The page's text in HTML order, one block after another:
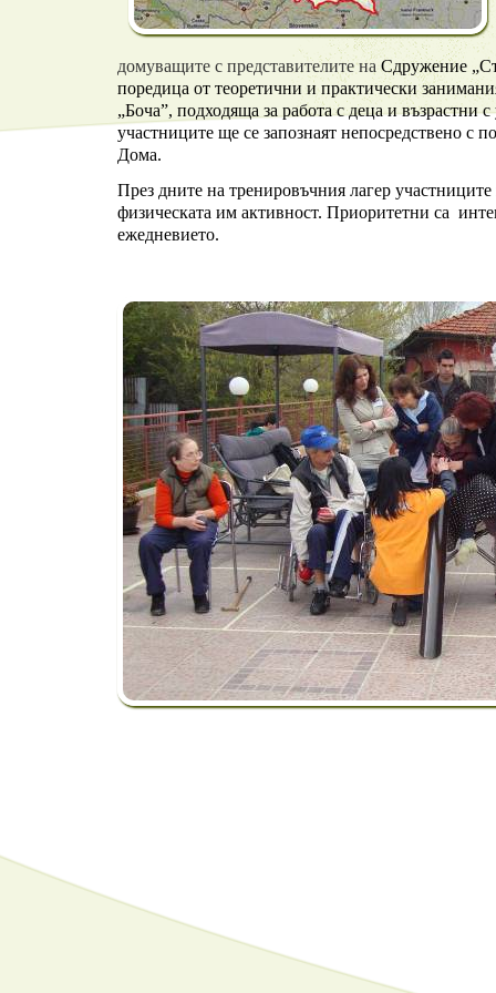
домуващите с представителите на Сдружение
поредица от теоретични и практически
„Боча”, подходяща за работа с деца и
участниците ще се запознаят непосредствено с
Дома.
През дните на тренировъчния лагер
физическата им активност. Приоритетни са
ежедневието.